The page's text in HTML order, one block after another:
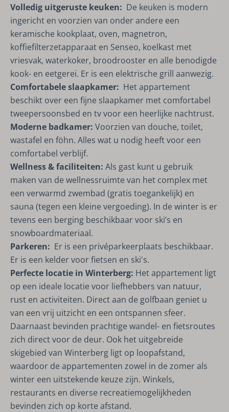
Volledig uitgeruste keuken: De keuken is modern
ingericht en voorzien van onder andere een
keramische kookplaat, oven, magnetron,
koffiefilterzetapparaat en Senseo, koelkast met
vriesvak, waterkoker, broodrooster en alle benodigde
kook- en eetgerei. Er is een elektrische grill aanwezig.
Comfortabele slaapkamer: Het appartement
beschikt over een fijne slaapkamer met comfortabel
tweepersoonsbed en tv voor een heerlijke nachtrust.
Moderne badkamer: Voorzien van douche, toilet,
wastafel en föhn. Alles wat u nodig heeft voor een
comfortabel verblijf.
Wellness & faciliteiten: Als gast kunt u gebruik
maken van de wellnessruimte van het complex met
een verwarmd zwembad (gratis toegankelijk) en
sauna (tegen een kleine vergoeding). In de winter is er
tevens een berging beschikbaar voor ski’s en
snowboardmateriaal.
Parkeren: Er is een privéparkeerplaats beschikbaar.
Er is een kelder voor fietsen en ski's.
Perfecte locatie in Winterberg: Hetappartement ligt
op een ideale locatie voor liefhebbers van natuur,
rust en activiteiten. Direct aan de golfbaan geniet u
van een vrij uitzicht en een ontspannen sfeer.
Daarnaast bevinden prachtige wandel- en fietsroutes
zich direct voor de deur. Ook het uitgebreide
skigebied van Winterberg ligt op loopafstand,
waardoor de appartementen zowel in de zomer als
winter een uitstekende keuze zijn. Winkels,
restaurants en diverse recreatiemogelijkheden
bevinden zich op korte afstand.